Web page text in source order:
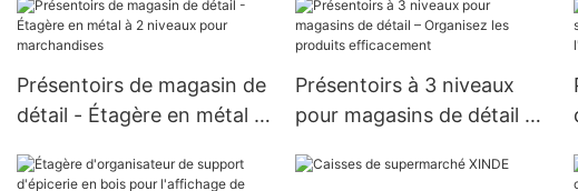
Présentoirs de magasin de
détail - Étagère en métal à
marchandises
Présentoirs à 3 niveaux
pour magasins de détail –
efficacement